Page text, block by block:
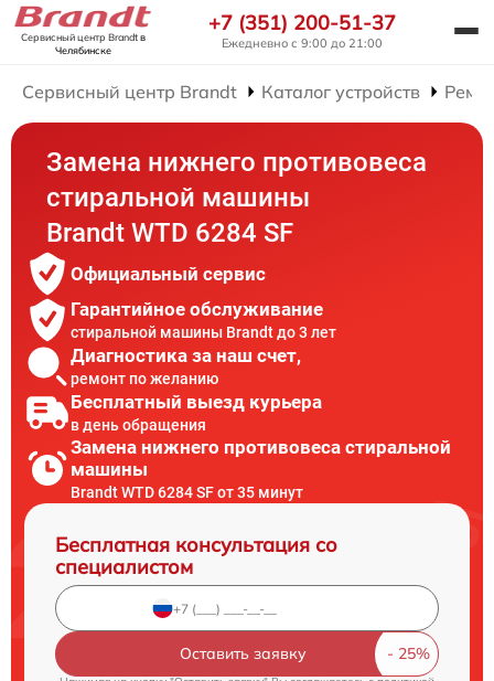
Сервисный центр Brandtв
Челябинске
+7 (351) 200-51-37
Ежедневно с 9:00 до 21:00
Сервисный центр Brandt Каталог устройств
Замена нижнего противовеса
стиральной машины
Brandt WTD 6284 SF
Официальный сервис
Гарантийное обслуживание
стиральной машины Brandt до 3 лет
Диагностика за наш счет,
ремонт по желанию
Бесплатный выезд курьера
в день обращения
Замена нижнего противовеса стиральной
машины
Brandt WTD 6284 SF от 35 минут
Бесплатная консультация со
специалистом
Оставить заявку